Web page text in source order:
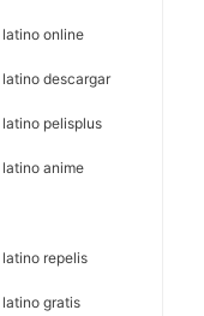
latino online
descargar
pelisplus
anime
repelis
latino gratis